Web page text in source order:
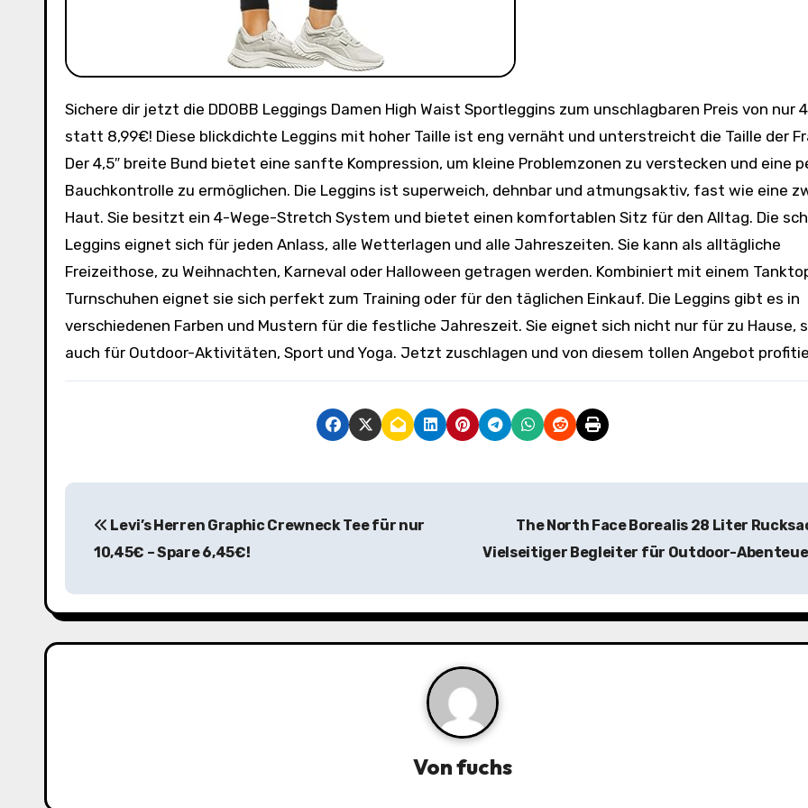
Sichere dir jetzt die DDOBB Leggings Damen High Waist Sportleggins zum unschlagbaren Preis von nur 4,94€
statt 8,99€! Diese blickdichte Leggins mit hoher Taille ist eng vernäht und unterstreicht die Taille der
Der 4,5″ breite Bund bietet eine sanfte Kompression, um kleine Problemzonen zu verstecken und eine
Bauchkontrolle zu ermöglichen. Die Leggins ist superweich, dehnbar und atmungsaktiv, fast wie eine
Haut. Sie besitzt ein 4-Wege-Stretch System und bietet einen komfortablen Sitz für den Alltag. Die
Leggins eignet sich für jeden Anlass, alle Wetterlagen und alle Jahreszeiten. Sie kann als alltägliche
Freizeithose, zu Weihnachten, Karneval oder Halloween getragen werden. Kombiniert mit einem
Turnschuhen eignet sie sich perfekt zum Training oder für den täglichen Einkauf. Die Leggins gibt es in
verschiedenen Farben und Mustern für die festliche Jahreszeit. Sie eignet sich nicht nur für zu Hause,
auch für Outdoor-Aktivitäten, Sport und Yoga. Jetzt zuschlagen und von diesem tollen Angebot
B
t
r
Levi’s Herren Graphic Crewneck Tee für nur
10,45€ – Spare 6,45€!
The North Face Borealis 28 Liter
Vielseitiger Begleiter für Outdoor-
Vonfuchs